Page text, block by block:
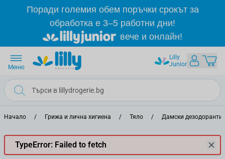
Прескачане към съдържанието
Поради големия обем поръчки срокът за
обработка е 3–5 работни дни!
вече и онлайн!
Lilly
Junior
Меню
Начало / Грижа и лична хигиена / Тяло / Дамски дезодоранти
TypeError: Failed to fetch